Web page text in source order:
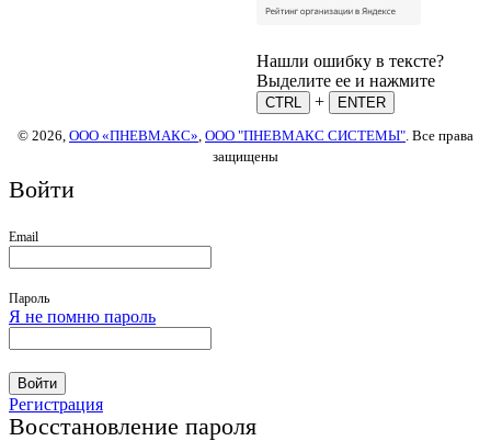
Нашли ошибку в тексте?
Выделите ее и нажмите
CTRL +
ENTER
© 2026, ООО «ПНЕВМАКС» ООО "ПНЕВМАКС СИСТЕМЫ" . Все права
защищены
Войти
Email
Пароль
Я не помню пароль
Войти
Регистрация
Восстановление пароля